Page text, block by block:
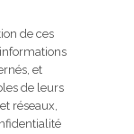
de ces
et
de leurs
réseaux,